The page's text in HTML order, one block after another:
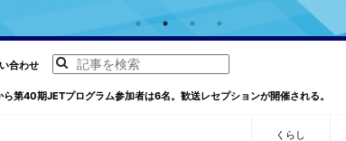
合わせ
ら第40期JETプログラム参加者は6名。歓送レセプションが開催される。
くらし